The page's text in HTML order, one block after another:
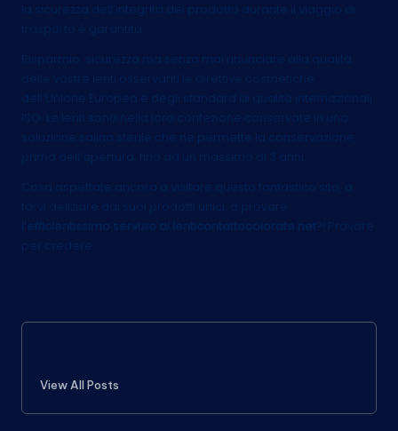
la sicurezza dell’integrità del prodotto durante il viaggio di
trasporto è garantita.
Risparmio, sicurezza ma senza mai rinunciare alla qualità
delle vostre lenti osservanti le direttive cosmetiche
dell’Unione Europea e degli standard di qualità internazionali
ISO. Le lenti sono nella loro confezione conservate in una
soluzione salina sterile che ne permette la conservazione,
prima dell’apertura, fino ad un massimo di 3 anni.
Cosa aspettate ancora a visitare questo fantastico sito, a
farvi deliziare dai suoi prodotti unici, a provare
l’efficientissimo servizio di lenticontattocolorate.net
?! Provare
per credere.
View All Posts